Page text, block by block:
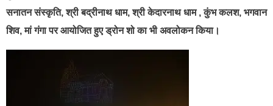
सनातन संस्कृति, श्री बद्रीनाथ धाम, श्री केदारनाथ धाम , कुंभ कलश, भगवान
शिव, मां गंगा पर आयोजित हुए ड्रोन शो का भी अवलोकन किया।